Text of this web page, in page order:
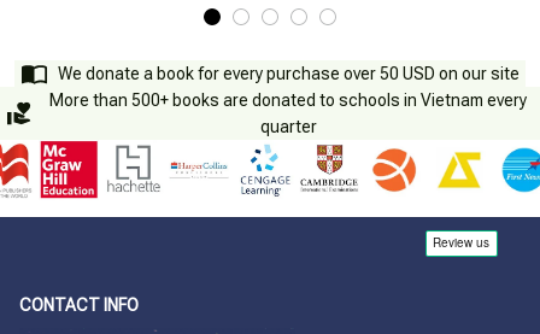
We donate a book for every purchase over 50 USD on our site
More than 500+ books are donated to schools in Vietnam every
quarter
CONTACT INFO